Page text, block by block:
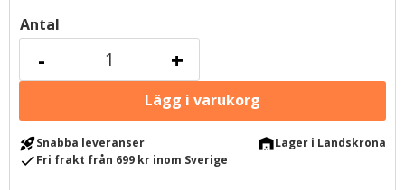
Antal
+
-
rocket_launchSnabba leveranser warehouseLager i Landskrona
checkFri frakt från 699 kr inom Sverige